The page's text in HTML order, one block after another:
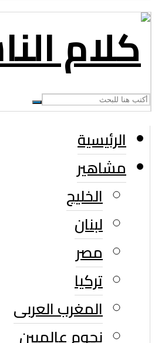
الرئيسية
مشاهير
الخليج
لبنان
مصر
تركيا
المغرب العربى
نجوم عالميين